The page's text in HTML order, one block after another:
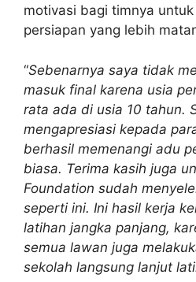
motivasi bagi timnya
persiapan yang lebih
“Sebenarnya saya tidak
masuk final karena usia
rata ada di usia 10 tahun.
mengapresiasi kepada
berhasil memenangi adu
biasa. Terima kasih juga
Foundation sudah
seperti ini. Ini hasil kerja
latihan jangka panjang,
semua lawan juga
sekolah langsung lanjut